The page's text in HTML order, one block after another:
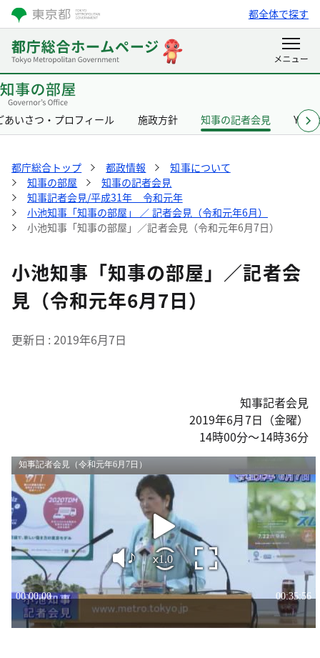
都全体で探す
あいさつ・プロフィール 施政方針 知事の記者会見
都庁総合トップ 都政情報
知事について
知事の部屋
知事の記者会見
知事記者会見/平成31年 令和元年
小池知事「知事の部屋」 ／ 記者会見（令和元年6月）
小池知事「知事の部屋」／記者会見（令和元年6月7日）
小池知事「知事の部屋」／記者会
見（令和元年6月7日）
更新日 2019年6月7日
知事記者会見
2019年6月7日（金曜）
14時00分～14時36分